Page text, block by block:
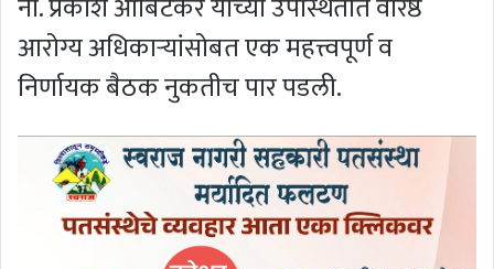
ना. प्रकाश आबिटकर यांच्या उपस्थितीत वरिष्ठ
आरोग्य अधिकाऱ्यांसोबत एक महत्त्वपूर्ण व
निर्णायक बैठक नुकतीच पार पडली.